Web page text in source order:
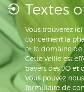
Textes
Vous trouverez
concernent la
et le domaine de
Cette veille est
travers des JO et
Vous pouvez
formulaire de